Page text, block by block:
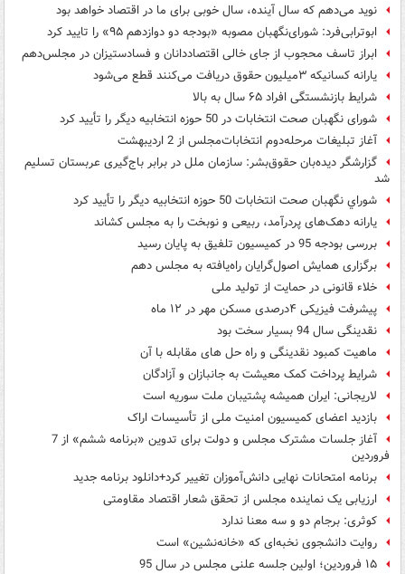
نوید می‌دهم که سال آینده، سال خوبی برای ما در اقتصاد خواهد بود
ابوترابی‌فرد: شورای‌نگهبان مصوبه «بودجه دو دوازدهم ۹۵» را تایید کرد
ابراز تاسف محجوب از جای خالی اقتصاددانان و فسادستیزان در مجلس‌دهم
یارانه کسانیکه ۳میلیون حقوق دریافت می‌کنند قطع می‌شود
شرایط بازنشستگی افراد ۶۵ سال به بالا
شورای نگهبان صحت انتخابات در 50 حوزه انتخابیه دیگر را تأیید کرد
آغاز تبلیغات مرحله‌دوم انتخابات‌مجلس از 2 اردیبهشت‌
گزارشگر دیده‌بان حقوق‌بشر: سازمان ملل در برابر باج‌گیری عربستان تسلیم
شد
شوراي نگهبان صحت انتخابات 50 حوزه انتخابيه ديگر را تأييد كرد
یارانه دهک‌های پردرآمد، ربیعی و نوبخت را به مجلس کشاند
بررسی بودجه 95 در کمیسیون تلفیق به پایان رسید
برگزاری همایش اصول‌گرایان راه‌یافته به مجلس دهم
خلاء قانونی در حمایت از تولید ملی
پیشرفت فیزیکی ۴درصدی مسکن مهر در ۱۲ ماه
نقدینگی سال 94 بسیار سخت بود
ماهیت کمبود نقدینگی و راه حل های مقابله با آن
شرایط پرداخت کمک معیشت به جانبازان و آزادگان
لاریجانی: ایران همیشه پشتیبان ملت سوریه است
بازديد اعضای کمیسیون امنیت ملی از تأسیسات اراک
آغاز جلسات مشترک مجلس و دولت برای تدوین «برنامه ششم» از 7
فروردین
برنامه امتحانات نهایی دانش‌آموزان تغییر کرد+دانلود برنامه جديد
ارزیابی یک نماینده مجلس از تحقق شعار اقتصاد مقاومتی
کوثری: برجام دو و سه معنا ندارد
روایت دانشجوی نخبه‌ای که «خانه‌نشین» است
۱۵ فروردین؛ اولین جلسه علنی مجلس در سال 95